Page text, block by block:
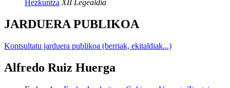
Hezkuntza XII Legealdia
JARDUERA PUBLIKOA
Kontsultatu jarduera publikoa (berriak, ekitaldiak...)
Alfredo Ruiz Huerga